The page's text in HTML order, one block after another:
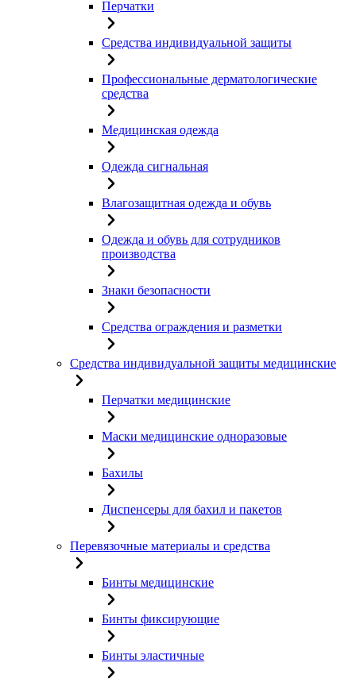
Перчатки
Средства индивидуальной защиты
Профессиональные дерматологические
средства
Медицинская одежда
Одежда сигнальная
Влагозащитная одежда и обувь
Одежда и обувь для сотрудников
производства
Знаки безопасности
Средства ограждения и разметки
Средства индивидуальной защиты медицинские
Перчатки медицинские
Маски медицинские одноразовые
Бахилы
Диспенсеры для бахил и пакетов
Перевязочные материалы и средства
Бинты медицинские
Бинты фиксирующие
Бинты эластичные